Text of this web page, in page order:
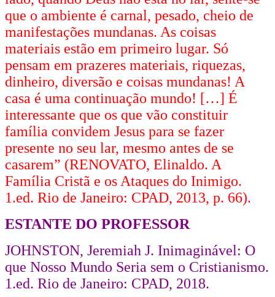
que o ambiente é carnal, pesado, cheio de
manifestações mundanas. As coisas
materiais estão em primeiro lugar. Só
pensam em prazeres materiais, riquezas,
dinheiro, diversão e coisas mundanas! A
casa é uma continuação mundo! […] É
interessante que os que vão constituir
família convidem Jesus para se fazer
presente no seu lar, mesmo antes de se
casarem” (RENOVATO, Elinaldo. A
Família Cristã e os Ataques do Inimigo.
1.ed. Rio de Janeiro: CPAD, 2013, p. 66).
ESTANTE DO PROFESSOR
JOHNSTON, Jeremiah J. Inimaginável: O
que Nosso Mundo Seria sem o Cristianismo.
1.ed. Rio de Janeiro: CPAD, 2018.